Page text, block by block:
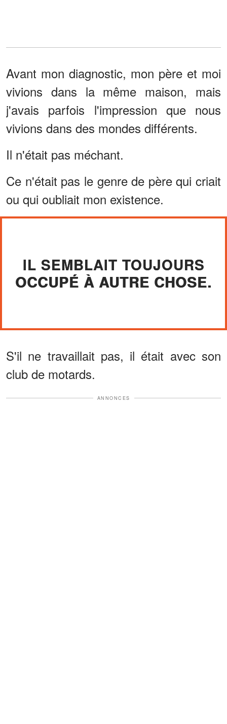
Avant mon diagnostic, mon père et moi
vivions dans la même maison, mais
j'avais parfois l'impression que nous
vivions dans des mondes différents.
Il n'était pas méchant.
Ce n'était pas le genre de père qui criait
ou qui oubliait mon existence.
IL SEMBLAIT TOUJOURS
OCCUPÉ À AUTRE CHOSE.
S'il ne travaillait pas, il était avec son
club de motards.
ANNONCES